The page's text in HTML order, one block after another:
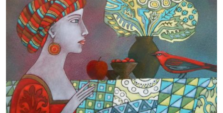
БАЙЦАЕВА ЛЮДМИЛА